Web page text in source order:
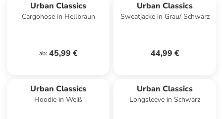
Urban Classics
Cargohose in Hellbraun
ab: 45,99 €
Urban Classics
Sweatjacke in Grau/ Schwarz
44,99 €
Urban Classics
Hoodie in Weiß
Urban Classics
Longsleeve in Schwarz